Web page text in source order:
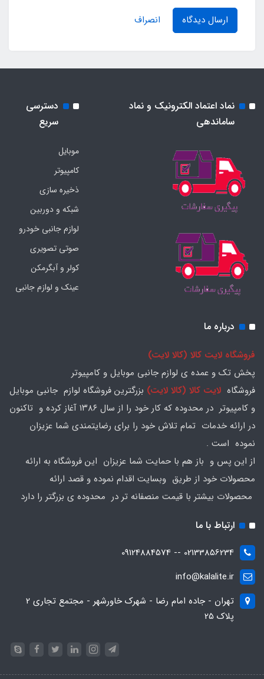
ارسال دیدگاه انصراف
نماد اعتماد الکترونیک و نماد
ساماندهی
دسترسی
سریع
موبایل
کامپیوتر
ذخیره سازی
شبکه و دوربین
لوازم جانبی خودرو
صوتی تصویری
کولر و آبگرمکن
عینک و لوازم جانبی
درباره ما
فروشگاه لایت کالا (کالا لایت)
پخش تک و عمده ی لوازم جانبی موبایل و کامپیوتر
فروشگاه لایت کالا (کالا لایت) بزرگترین فروشگاه لوازم جانبی موبایل
و کامپیوتر در محدوده که کار خود را از سال ۱۳۸۶ آغاز کرده و تاکنون
در ارائه خدمات تمام تلاش خود را برای رضایتمندی شما عزیزان
نموده است .
از این پس و باز هم با حمایت شما عزیزان این فروشگاه به ارائه
محصولات خود از طریق وبسایت اقدام نموده و قصد ارائه
محصولات بیشتر با قیمت منصفانه تر در محدوده ی بزرگتر را دارد
ارتباط با ما
02133856234 -- 09124884574
info@kalalite.ir
تهران - جاده امام رضا - شهرک خاورشهر - مجتمع تجاری 2
پلاک 25